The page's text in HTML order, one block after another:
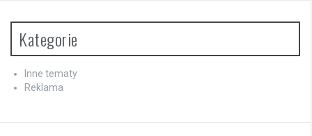
Kategorie
Inne tematy
Reklama